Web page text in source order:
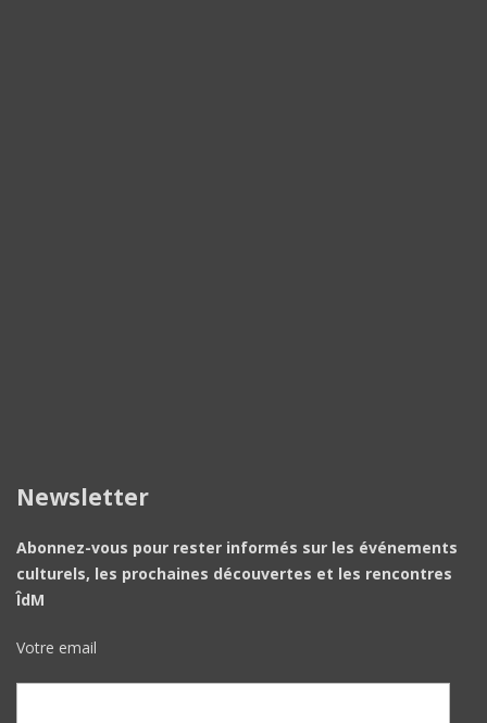
Newsletter
Abonnez-vous pour rester informés sur les événements
culturels, les prochaines découvertes et les rencontres
ÎdM
Votre email